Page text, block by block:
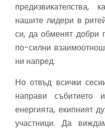
нашите лидери в
си, да обменят добри
по-силни
ни напред.
Но отвъд всички
направи събитието
енергията, екипният
участници. Да